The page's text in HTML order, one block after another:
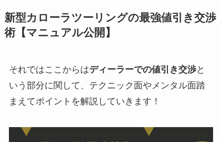
新型カローラツーリングの最強値引き交渉
術【マニュアル公開】
それではここからはディーラーでの値引き交渉と
いう部分に関して、テクニック面やメンタル面踏
まえてポイントを解説していきます！